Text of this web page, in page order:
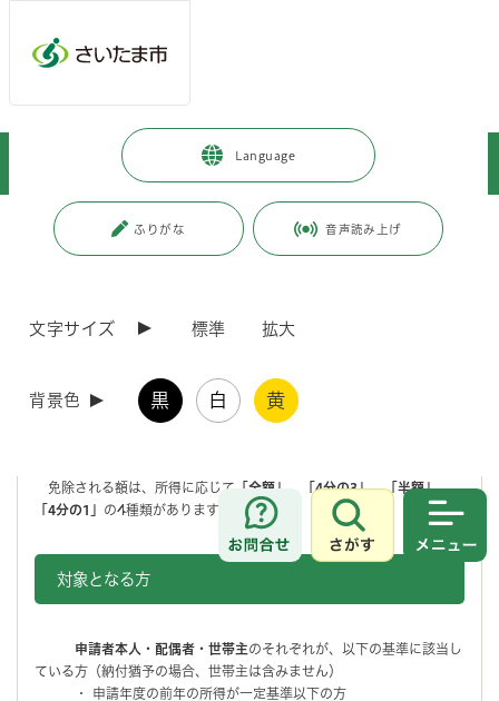
Language
ふりがな 音声読み上げ
文字サイズ 標準 拡大
背景色 黒 白 黄
お問合せ
さがす
暮らし・手続き > 保険・年金・税金
> 国民年金保険料の免除・納付猶予制度
更新日付：2023年4月1日 / ページ番号：C002013
国民年金第1号被保険者は、毎月の保険料を納める必要があります
納のままにせず「国民年金保険料免除・納付猶予制度」をご利用くださ
い。
保険料を未納のままにしておくと、将来の「老齢基礎年金」だけでな
免除される額は、所得に応じて 「全額」、「4分の3」、「半額」、
「4分の1」 の4種類があります。
対象となる方
申請者本人・配偶者・世帯主のそれぞれが、以下の基準に該当し
ている方（納付猶予の場合、世帯主は含みません）
・ 申請年度の前年の所得が一定基準以下の方